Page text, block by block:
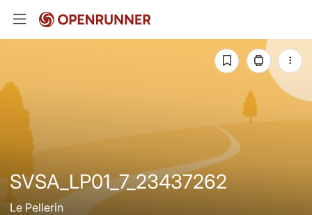
SVSA_LP01_7_23437262
Le Pellerin